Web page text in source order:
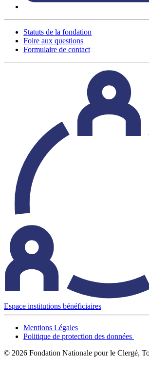
Statuts de la fondation
Foire aux questions
Formulaire de contact
Espace institutions bénéficiaires
Mentions Légales
Politique de protection des données
© 2026 Fondation Nationale pour le Clergé,